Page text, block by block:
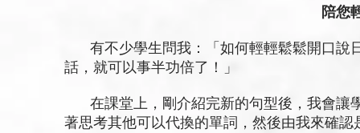
陪您
有不少學生問我：「如何輕輕鬆鬆開口說
話，就可以事半功倍了！」
在課堂上，剛介紹完新的句型後，我會讓
著思考其他可以代換的單詞，然後由我來確